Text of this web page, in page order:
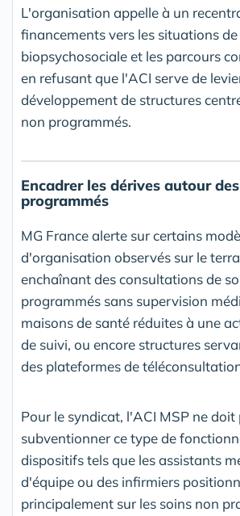
L'organisation appelle à un
financements vers les situations
biopsychosociale et les parcours
en refusant que l'ACI serve de
développement de structures
non programmés.
Encadrer les dérives autour
programmés
MG France alerte sur certains
d'organisation observés sur le
enchaînant des consultations de
programmés sans supervision
maisons de santé réduites à une
de suivi, ou encore structures
des plateformes de
Pour le syndicat, l'ACI MSP ne doit
subventionner ce type de
dispositifs tels que les assistants
d'équipe ou des infirmiers
principalement sur les soins non